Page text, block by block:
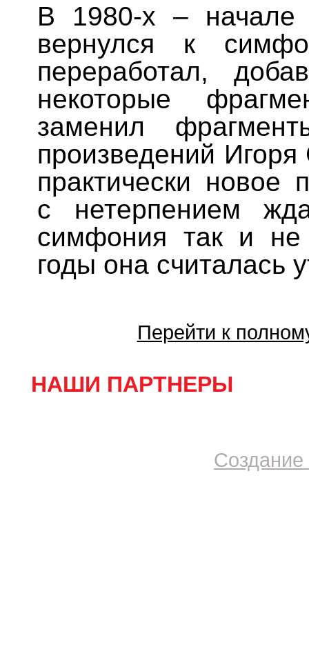
В 1980-х – начале
вернулся к
переработал,
некоторые
заменил
произведений
практически новое
с нетерпением
симфония так и не
годы она считалась
Перейти к
НАШИ ПАРТНЕРЫ
Создание